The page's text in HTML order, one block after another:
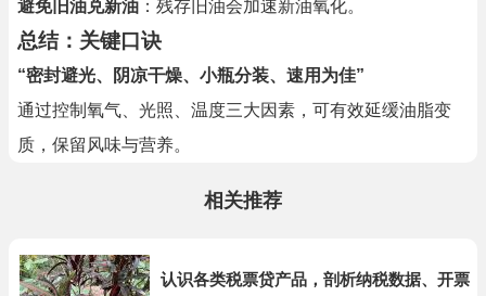
避免旧油兑新油 ：残存旧油会加速新油氧化。
总结：关键口诀
“密封避光、阴凉干燥、小瓶分装、速用为佳”
通过控制氧气、光照、温度三大因素，可有效延缓油脂变
质，保留风味与营养。
相关推荐
认识各类税票贷产品，剖析纳税数据、开票